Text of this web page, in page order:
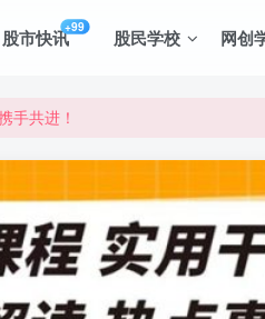
股市快讯+99 股民学校 网创
手共进！
手共进！
享全网优质VIP资源，炒股教程、